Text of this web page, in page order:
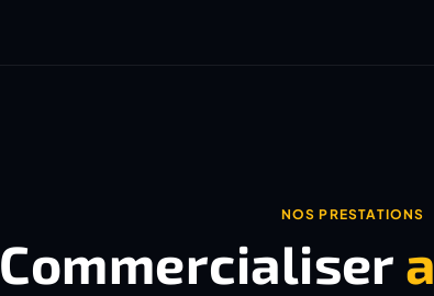
NOS PRESTATIONS
Commercialiser